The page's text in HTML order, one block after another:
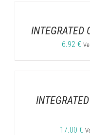
INTEGRATED
6.92 €
17.00 €